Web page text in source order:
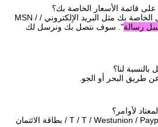
ج: يرجى ترك طريقة الاتصال الخاصة بك مثل البريد الإلكتروني / MSN /
رسالة". سوف نتصل بك ونرسل لك
طريق البحر أو الجو.